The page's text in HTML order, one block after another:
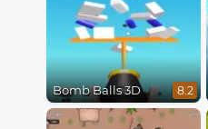
Bomb Balls 3D 8.2